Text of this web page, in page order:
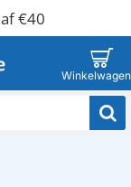
€40